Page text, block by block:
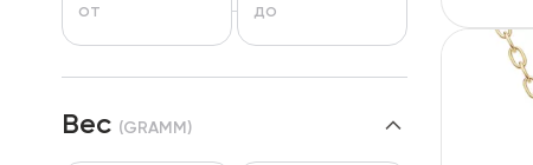
от до
Вес (GRAMM )